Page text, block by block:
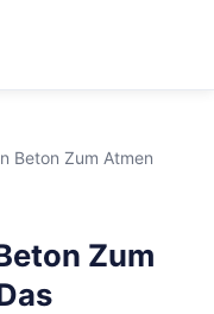
Beton Zum Atmen
Zum